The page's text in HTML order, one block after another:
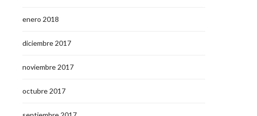
enero 2018
diciembre 2017
noviembre 2017
octubre 2017